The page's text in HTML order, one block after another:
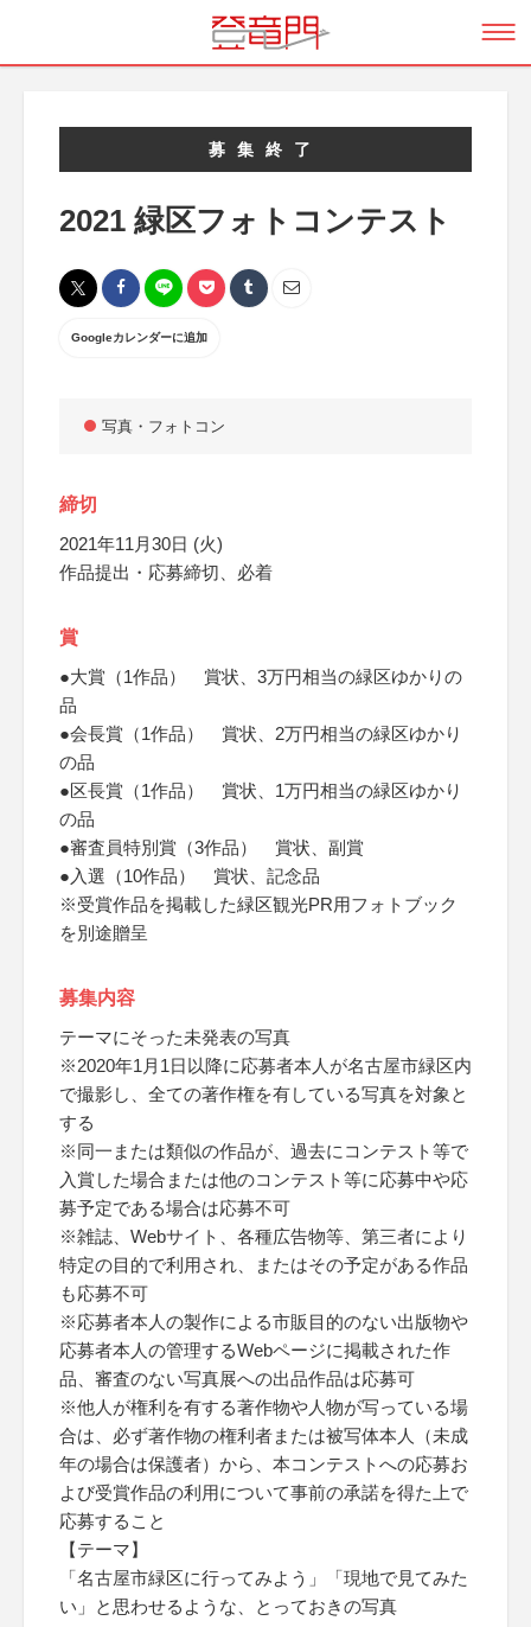
募集終了
2021 緑区フォトコンテスト
Googleカレンダーに追加
写真・フォトコン
締切
2021年11月30日 (火)
作品提出・応募締切、必着
賞
●大賞（1作品） 賞状、3万円相当の緑区ゆかりの
品
●会長賞（1作品） 賞状、2万円相当の緑区ゆかり
の品
●区長賞（1作品） 賞状、1万円相当の緑区ゆかり
の品
●審査員特別賞（3作品） 賞状、副賞
●入選（10作品） 賞状、記念品
※受賞作品を掲載した緑区観光PR用フォトブック
を別途贈呈
募集内容
テーマにそった未発表の写真
※2020年1月1日以降に応募者本人が名古屋市緑区内
で撮影し、全ての著作権を有している写真を対象と
する
※同一または類似の作品が、過去にコンテスト等で
入賞した場合または他のコンテスト等に応募中や応
募予定である場合は応募不可
※雑誌、Webサイト、各種広告物等、第三者により
特定の目的で利用され、またはその予定がある作品
も応募不可
※応募者本人の製作による市販目的のない出版物や
応募者本人の管理するWebページに掲載された作
品、審査のない写真展への出品作品は応募可
※他人が権利を有する著作物や人物が写っている場
合は、必ず著作物の権利者または被写体本人（未成
年の場合は保護者）から、本コンテストへの応募お
よび受賞作品の利用について事前の承諾を得た上で
応募すること
【テーマ】
「名古屋市緑区に行ってみよう」「現地で見てみた
い」と思わせるような、とっておきの写真